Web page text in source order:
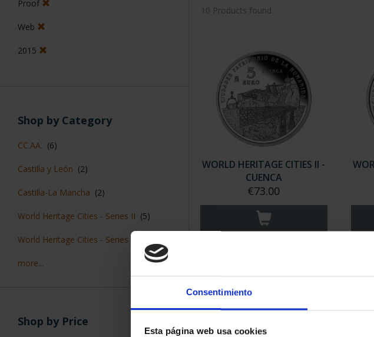
Consentimiento
Esta página web usa cookies
Proof
Web
2015
Shop by Category
CC.AA. (6)
Castilla y León (2)
Castilla-La Mancha (2)
World Heritage Cities - Series II (5)
World Heritage Cities - Series III
more...
Shop by Price
10 Products found
WORLD HERITAGE CITIES II -
CUENCA
€73.00